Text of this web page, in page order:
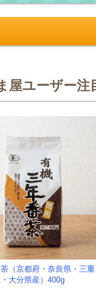
屋ユーザー注
（京都府・奈良県・三重
大分県産）400g